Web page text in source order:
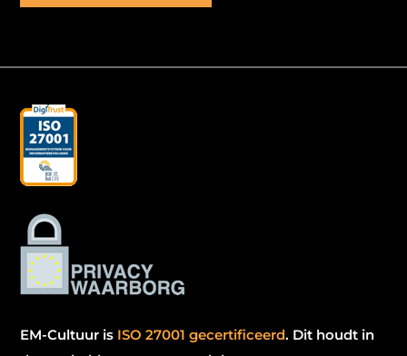
EM-Cultuur is ISO 27001 gecertificeerd. Dit houdt in